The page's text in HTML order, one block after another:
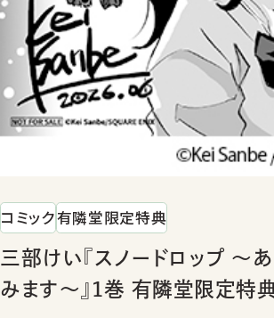
コミック有隣堂限定特典
三部けい『スノードロップ ～
みます～』1巻 有隣堂限定特